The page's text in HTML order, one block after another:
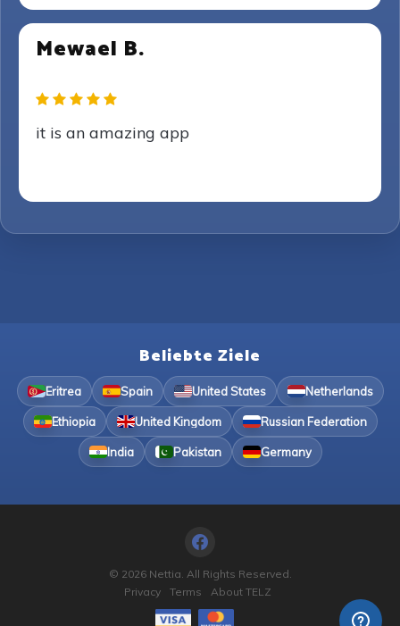
Mewael B.
it is an amazing app
Beliebte Ziele
Eritrea Spain United States Netherlands
Ethiopia United Kingdom Russian Federation
India Pakistan Germany
© 2026 Nettia. All Rights Reserved.
Privacy
Terms About TELZ